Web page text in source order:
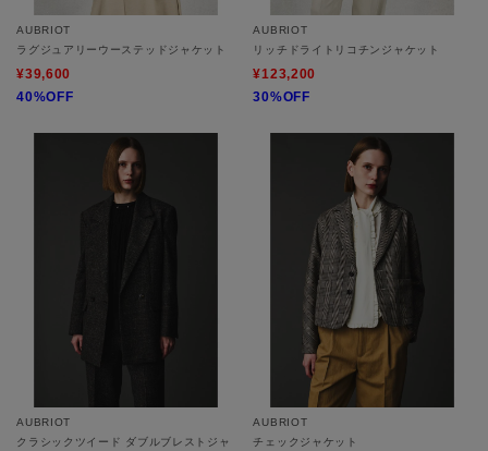
AUBRIOT
ラグジュアリーウーステッドジャケット
¥39,600
40%OFF
AUBRIOT
リッチドライトリコチンジャケット
¥123,200
30%OFF
AUBRIOT
クラシックツイード ダブルブレストジャ
AUBRIOT
チェックジャケット